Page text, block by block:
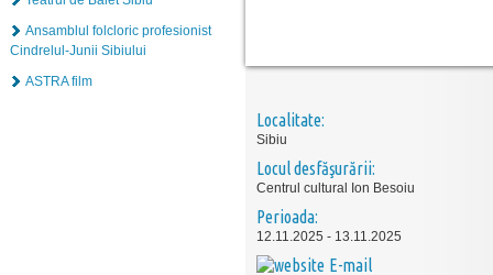
Ansamblul folcloric profesionist
Cindrelul-Junii Sibiului
ASTRA film
Localitate:
Sibiu
Locul desfăşurării:
Centrul cultural Ion Besoiu
Perioada:
12.11.2025 - 13.11.2025
E-mail